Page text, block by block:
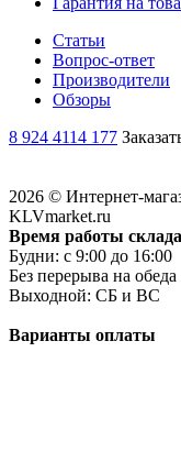
Статьи
Вопрос-ответ
Производители
Обзоры
8 924 4114 177
2026 © Интернет-
KLVmarket.ru
Время работы
Будни: c 9:00 до 16:00
Без перерыва на обеда
Выходной: СБ и ВС
Варианты оплаты